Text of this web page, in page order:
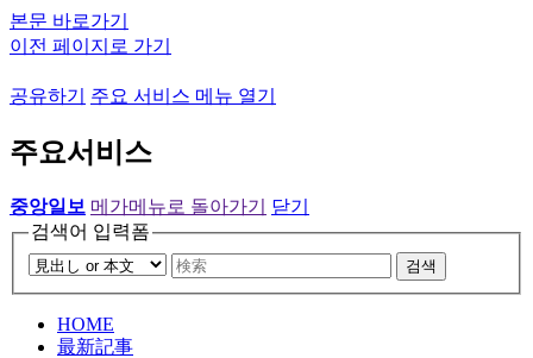
본문 바로가기
이전 페이지로 가기
공유하기 주요 서비스 메뉴 열기
주요서비스
중앙일보 메가메뉴로 돌아가기
닫기
검색어 입력폼
검색
HOME
最新記事